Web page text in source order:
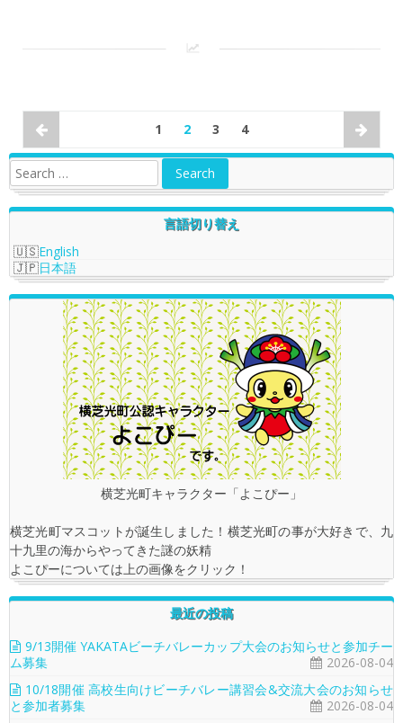
1 2 3 4
言語切り替え
English
日本語
横芝光町キャラクター「よこぴー」
横芝光町マスコットが誕生しました！横芝光町の事が大好きで、九
十九里の海からやってきた謎の妖精
よこぴーについては上の画像をクリック！
最近の投稿
9/13開催 YAKATAビーチバレーカップ大会のお知らせと参加チー
ム募集
2026-08-04
10/18開催 高校生向けビーチバレー講習会&交流大会のお知らせ
と参加者募集
2026-08-04